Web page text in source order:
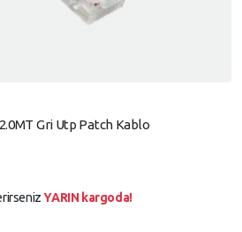
Gri Utp Patch Kablo
YARIN kargoda!